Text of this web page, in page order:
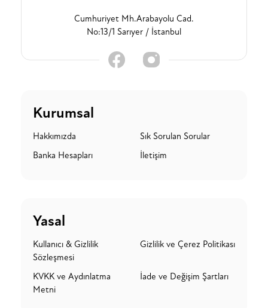
Cumhuriyet Mh.Arabayolu Cad.
No:13/1 Sarıyer / İstanbul
Kurumsal
Hakkımızda
Sık Sorulan Sorular
Banka Hesapları
İletişim
Yasal
Kullanıcı & Gizlilik
Sözleşmesi
Gizlilik ve Çerez Politikası
KVKK ve Aydınlatma
Metni
İade ve Değişim Şartları